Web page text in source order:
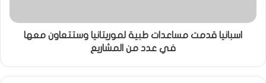
اسبانيا قدمت مساعدات طبية لموريتانيا وستتعاون معها
في عدد من المشاريع